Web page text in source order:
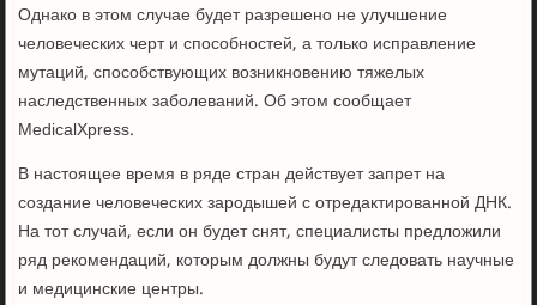
Однако в этом случае будет разрешено не улучшение
человеческих черт и способностей, а только исправление
мутаций, способствующих возникновению тяжелых
наследственных заболеваний. Об этом сообщает
MedicalXpress.
В настоящее время в ряде стран действует запрет на
создание человеческих зародышей с отредактированной ДНК.
На тот случай, если он будет снят, специалисты предложили
ряд рекомендаций, которым должны будут следовать научные
и медицинские центры.